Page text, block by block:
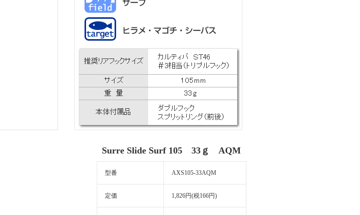
Surre Slide Surf 105 33ｇ AQM
型番 AXS105-33AQM
定価 1,826円(税166円)